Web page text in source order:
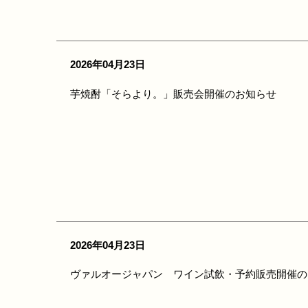
2026年04月23日
芋焼酎「そらより。」販売会開催のお知らせ
2026年04月23日
ヴァルオージャパン ワイン試飲・予約販売開催